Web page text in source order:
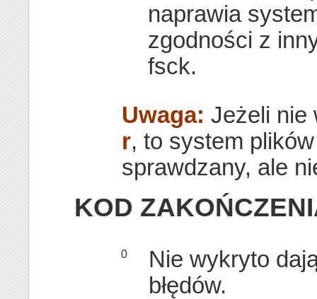
naprawia
zgodności z
fsck.
Uwaga: Jeżeli
r, to system
sprawdzany, ale
KOD
0
Nie wykryto
błędów.